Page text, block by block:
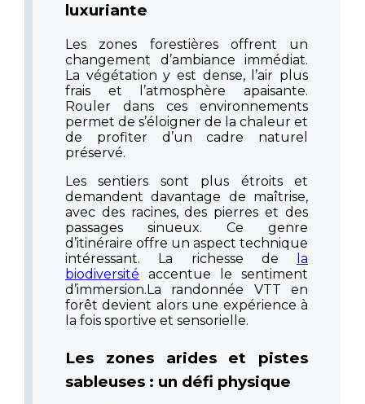
luxuriante
Les zones forestières offrent un
changement d’ambiance immédiat.
La végétation y est dense, l’air plus
frais et l’atmosphère apaisante.
Rouler dans ces environnements
permet de s’éloigner de la chaleur et
de profiter d’un cadre naturel
préservé.
Les sentiers sont plus étroits et
demandent davantage de maîtrise,
avec des racines, des pierres et des
passages sinueux. Ce genre
d’itinéraire offre un aspect technique
intéressant. La richesse de
la
biodiversité accentue le sentiment
d’immersion. La randonnée VTT en
forêt devient alors une expérience à
la fois sportive et sensorielle.
Les zones arides et pistes
sableuses : un défi physique